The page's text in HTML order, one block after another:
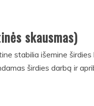
skausmas)
stabilia išemine širdies
širdies darbą ir